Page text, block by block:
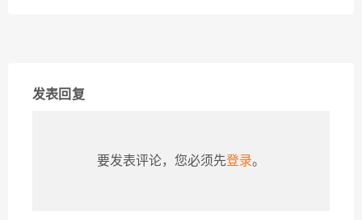
发表回复
要发表评论，您必须先登录。